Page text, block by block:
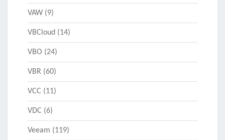
VAW (9)
VBCloud (14)
VBO (24)
VBR (60)
VCC (11)
VDC (6)
Veeam (119)